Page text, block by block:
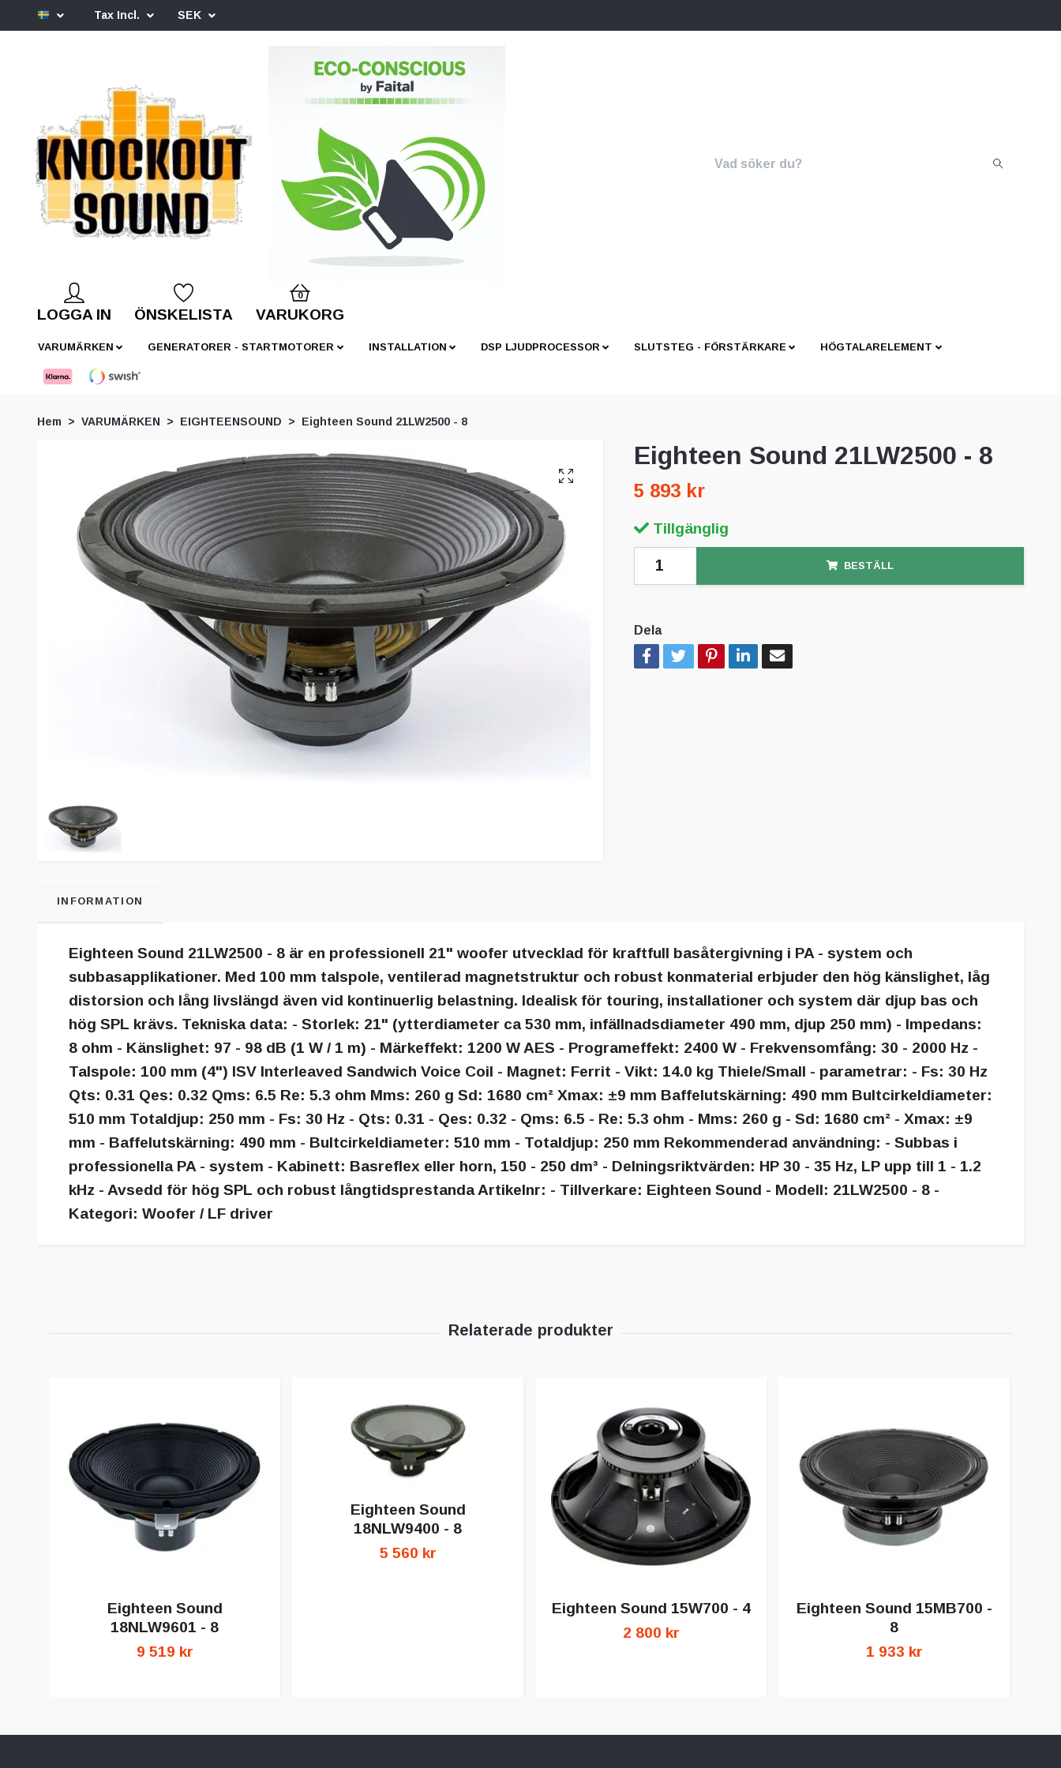
Tax Incl. SEK
LOGGA IN ÖNSKELISTA
0
VARUKORG
VARUMÄRKEN GENERATORER - STARTMOTORER INSTALLATION DSP LJUDPROCESSOR SLUTSTEG - FÖRSTÄRKARE HÖGTALARELEMENT
Hem VARUMÄRKEN EIGHTEENSOUND Eighteen Sound 21LW2500 - 8
Eighteen Sound 21LW2500 - 8
5 893 kr
Tillgänglig
BESTÄLL
Dela
INFORMATION
Eighteen Sound 21LW2500 - 8 är en professionell 21" woofer utvecklad för kraftfull basåtergivning i PA - system och
subbasapplikationer. Med 100 mm talspole, ventilerad magnetstruktur och robust konmaterial erbjuder den hög känslighet, låg
distorsion och lång livslängd även vid kontinuerlig belastning. Idealisk för touring, installationer och system där djup bas och
hög SPL krävs. Tekniska data: - Storlek: 21" (ytterdiameter ca 530 mm, infällnadsdiameter 490 mm, djup 250 mm) - Impedans:
8 ohm - Känslighet: 97 - 98 dB (1 W / 1 m) - Märkeffekt: 1200 W AES - Programeffekt: 2400 W - Frekvensomfång: 30 - 2000 Hz -
Talspole: 100 mm (4") ISV Interleaved Sandwich Voice Coil - Magnet: Ferrit - Vikt: 14.0 kg Thiele/Small - parametrar: - Fs: 30 Hz
Qts: 0.31 Qes: 0.32 Qms: 6.5 Re: 5.3 ohm Mms: 260 g Sd: 1680 cm² Xmax: ±9 mm Baffelutskärning: 490 mm Bultcirkeldiameter:
510 mm Totaldjup: 250 mm - Fs: 30 Hz - Qts: 0.31 - Qes: 0.32 - Qms: 6.5 - Re: 5.3 ohm - Mms: 260 g - Sd: 1680 cm² - Xmax: ±9
mm - Baffelutskärning: 490 mm - Bultcirkeldiameter: 510 mm - Totaldjup: 250 mm Rekommenderad användning: - Subbas i
professionella PA - system - Kabinett: Basreflex eller horn, 150 - 250 dm³ - Delningsriktvärden: HP 30 - 35 Hz, LP upp till 1 - 1.2
kHz - Avsedd för hög SPL och robust långtidsprestanda Artikelnr: - Tillverkare: Eighteen Sound - Modell: 21LW2500 - 8 -
Kategori: Woofer / LF driver
Eighteen Sound
18NLW9601 - 8
9 519 kr
Eighteen Sound
18NLW9400 - 8
5 560 kr
Eighteen Sound 15W700 - 4
2 800 kr
Eighteen Sound 15MB700 -
8
1 933 kr